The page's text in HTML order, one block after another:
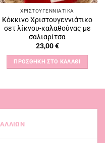
ΧΡΙΣΤΟΥΓΕΝΝΙΆΤΙΚΑ
Κόκκινο Χριστουγεννιάτικο
σετ λίκνου-καλαθούνας με
σαλιαρίτσα
23,00€
ΠΡΟΣΘΉΚΗ ΣΤΟ ΚΑΛΆΘΙ